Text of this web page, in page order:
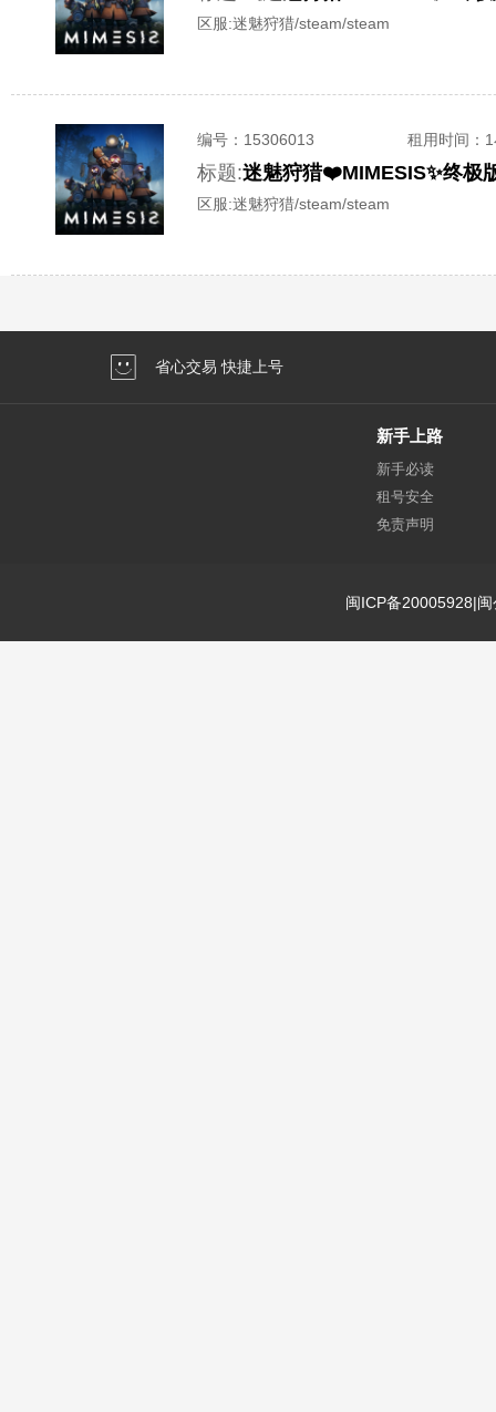
区服:迷魅狩猎/steam/steam
编号： 15306013 租用时间 ：
标题:迷魅狩猎❤️MIMESIS✨终极
区服:迷魅狩猎/steam/steam
省心交易 快捷上号
新手上路
新手必读
租号安全
免责声明
闽ICP备20005928|